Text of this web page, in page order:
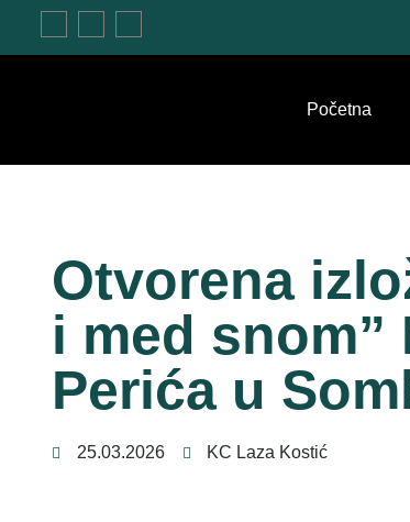
Početna
Otvorena
i med snom”
Perića u
25.03.2026 KC Laza Kostić